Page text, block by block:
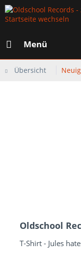
Menü
Übersicht
Oldschool
T-Shirt - Jules